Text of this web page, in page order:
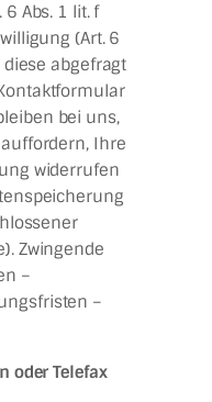
Abs. 1 lit. f
(Art. 6
diese abgefragt
bei uns,
Ihre
widerrufen
Zwingende
–
–
oder Telefax